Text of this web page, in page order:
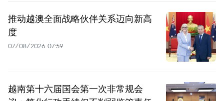
推动越澳全面战略伙伴关系迈向新高
度
07/08/2026 07:59
越南第十六届国会第一次非常规会